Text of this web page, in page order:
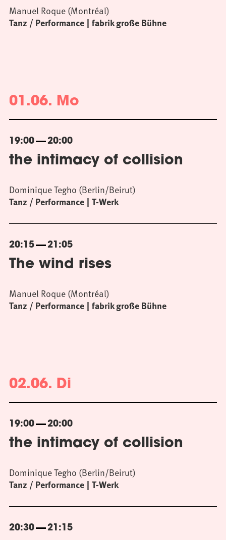
Tanz / Performance fabrik große Bühne
Manuel Roque (Montréal)
01.06. Mo
19:00 20:00
the intimacy of collision
Tanz / Performance T-Werk
Dominique Tegho (Berlin/Beirut)
20:15 21:05
The wind rises
Tanz / Performance fabrik große Bühne
Manuel Roque (Montréal)
02.06. Di
19:00 20:00
the intimacy of collision
Tanz / Performance T-Werk
Dominique Tegho (Berlin/Beirut)
20:30 21:15